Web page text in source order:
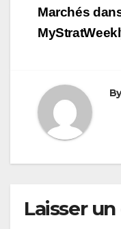
Marchés
Laisser